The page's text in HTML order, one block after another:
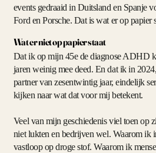
events gedraaid in Duitsland en Spanje
Ford en Porsche. Dat is wat er op papier
Wat er niet op papier staat
Dat ik op mijn 45e de diagnose ADHD
jaren weinig mee deed. En dat ik in
partner van zesentwintig jaar, eindelijk
kijken naar wat dat voor mij betekent.
Veel van mijn geschiedenis viel toen op
niet lukten en bedrijven wel. Waarom ik
vastloop op droge stof. Waarom ik